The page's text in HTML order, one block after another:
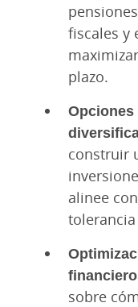
fiscales y
plazo.
construir
alinee
sobre